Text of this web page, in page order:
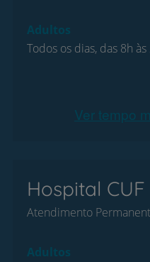
Adultos
Todos os dias, das 8h às
Ver tempo
Hospital
Atendimento
Adultos